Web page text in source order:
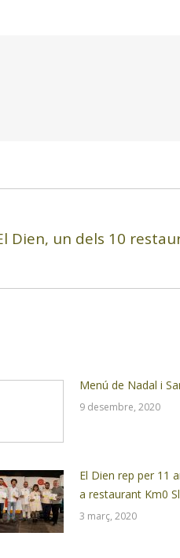
Dien, un dels 10
Menú de Nadal i
9 desembre, 2020
El Dien rep per 11
a restaurant Km0
3 març, 2020